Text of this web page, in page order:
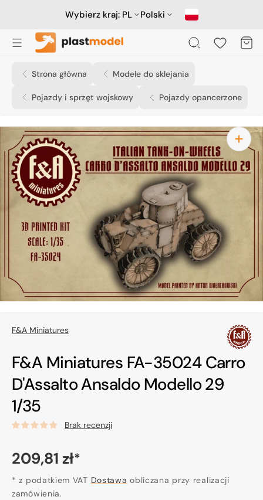
Wybierz kraj: PL Polski
Koszyk
Strona główna Modele do sklejania
Pojazdy i sprzęt wojskowy Pojazdy opancerzone
Otwórz
media
1
w
widoku
galerii
F&A Miniatures
F&A Miniatures FA-35024 Carro
D'Assalto Ansaldo Modello 29
1/35
Brak recenzji
Cena
regularna
209,81 zł*
* z podatkiem VAT Dostawa obliczana przy realizacji
zamówienia.